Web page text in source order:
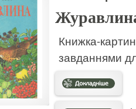
Книжка-
завданнями